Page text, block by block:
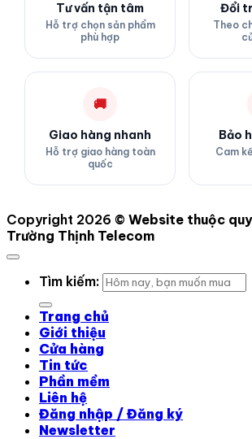
Tư vấn tận tâm
Hỗ trợ chọn sản phẩm
phù hợp
Đổi
Theo
🚚
Giao hàng nhanh
Hỗ trợ giao hàng toàn
quốc
Bảo
Cam
Copyright 2026 © Website thuộc
Trường Thịnh Telecom
Tìm kiếm:
Trang chủ
Giới thiệu
Cửa hàng
Tin tức
Phần mềm
Liên hệ
Đăng nhập / Đăng ký
Newsletter